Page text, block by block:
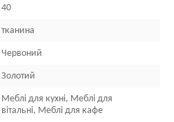
40
тканина
Червоний
Золотий
Меблі для кухні, Меблі для
вітальні, Меблі для кафе